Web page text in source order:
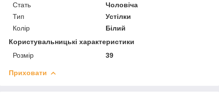
Стать
Чоловіча
Тип
Устілки
Колір
Білий
Користувальницькі характеристики
Розмір
39
Приховати